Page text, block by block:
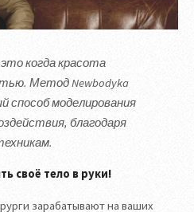
когда красота
Метод Newbodyka
способ моделирования
благодаря
своё тело в руки!
зарабатывают на ваших